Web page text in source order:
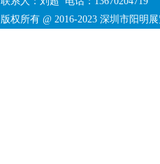
版权所有 @ 2016-2023 深圳市阳明